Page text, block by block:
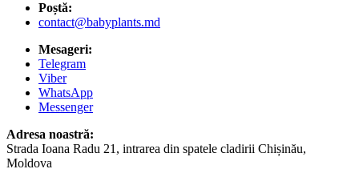
Poștă:
contact@babyplants.md
Mesageri:
Telegram
Viber
WhatsApp
Messenger
Adresa noastră:
Strada Ioana Radu 21, intrarea din spatele cladirii Chișinău,
Moldova